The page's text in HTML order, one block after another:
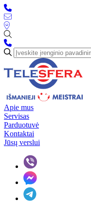
Apie mus
Servisas
Parduotuvė
Kontaktai
Jūsų verslui